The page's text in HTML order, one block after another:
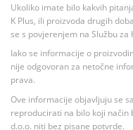
Ukoliko imate bilo kakvih
K Plus, ili proizvoda drugih
se s povjerenjem na Službu za
Iako se informacije o
nije odgovoran za netočne
prava.
Ove informacije objavljuju se
reproducirati na bilo koji način
d.o.o. niti bez pisane potvrde.